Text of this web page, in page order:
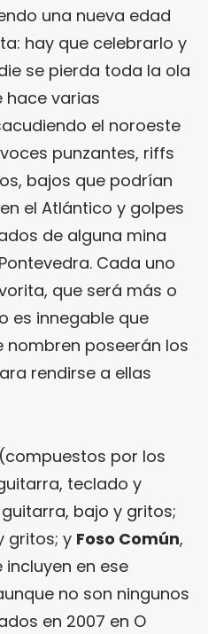
una nueva edad
hay que celebrarlo y
se pierda toda la ola
hace varias
el noroeste
punzantes, riffs
bajos que podrían
el Atlántico y golpes
de alguna mina
Cada uno
que será más o
es innegable que
nombren poseerán los
rendirse a ellas
(compuestos por los
teclado y
guitarra, bajo y gritos;
gritos; y Foso Común,
en ese
no son ningunos
en 2007 en O